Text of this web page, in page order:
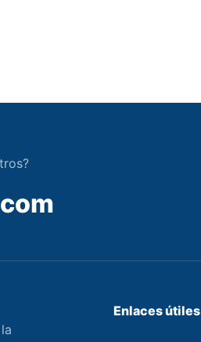
Enlaces útiles